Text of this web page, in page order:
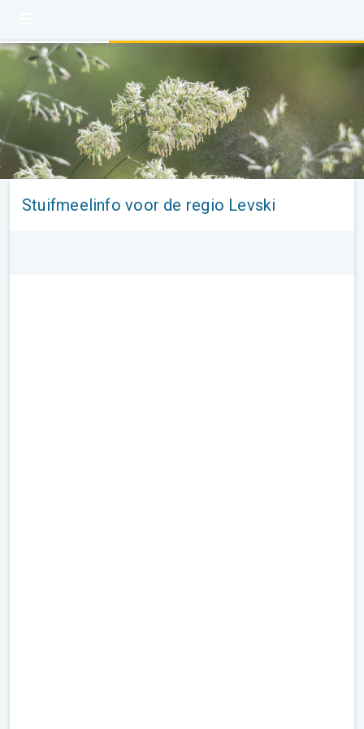
Stuifmeelinfo voor de regio Levski